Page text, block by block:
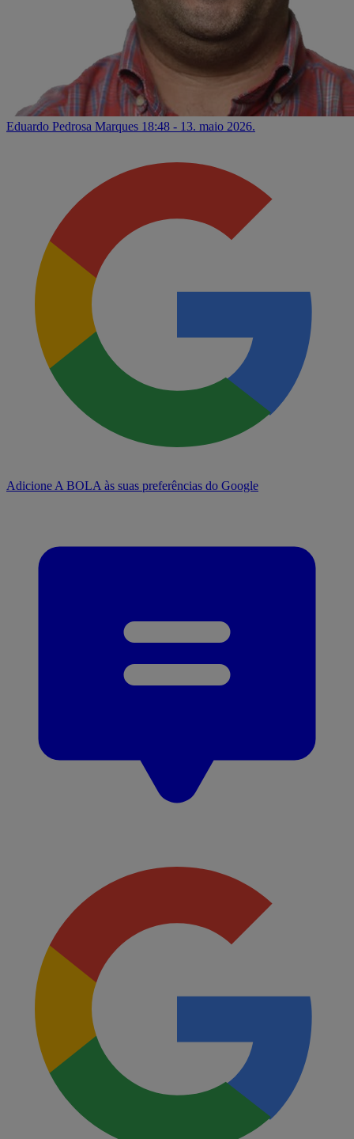
Eduardo Pedrosa Marques 18:48 - 13. maio 2026.
Adicione A BOLA às suas preferências do Google